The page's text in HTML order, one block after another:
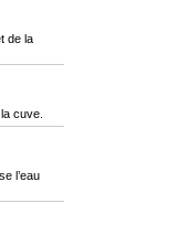
de la
cuve.
l’eau